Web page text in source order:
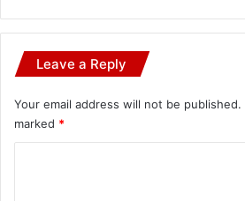
Leave a Reply
Your email address will not be published.
marked *